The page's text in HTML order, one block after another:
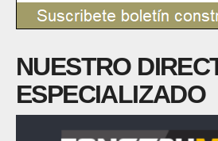
NUESTRO
ESPECIALIZADO